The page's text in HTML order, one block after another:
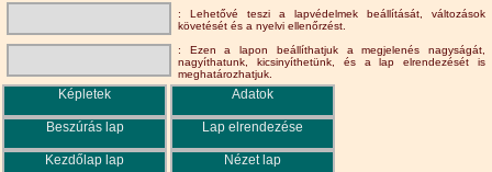
: Lehetővé teszi a lapvédelmek beállítását, változások
követését és a nyelvi ellenőrzést.
: Ezen a lapon beállíthatjuk a megjelenés nagyságát,
nagyíthatunk, kicsinyíthetünk, és a lap elrendezését is
meghatározhatjuk.
Képletek Adatok
Beszúrás lap Lap elrendezése
Kezdőlap lap Nézet lap